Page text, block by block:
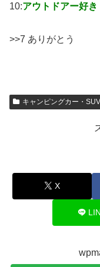
10:アウトドアー好き
>>7 ありがとう
キャンピングカー・
X